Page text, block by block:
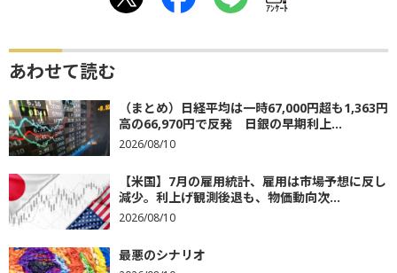
ｱﾝｹｰﾄ
あわせて読む
（まとめ）日経平均は一時67,000円超も1,363円
高の66,970円で反発 日銀の早期利上...
2026/08/10
【米国】7月の雇用統計、雇用は市場予想に反し
減少。利上げ観測後退も、物価動向次...
2026/08/10
最悪のシナリオ